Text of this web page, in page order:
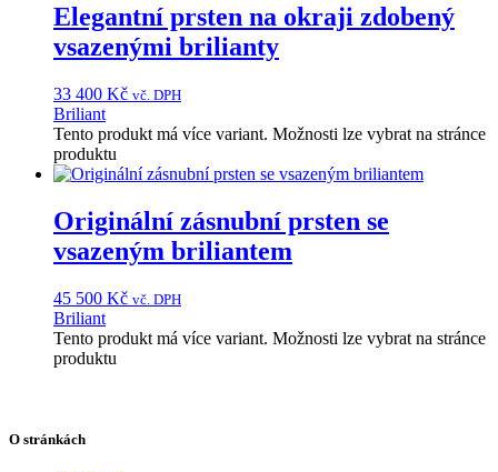
Elegantní prsten na okraji zdobený
vsazenými brilianty
33 400 Kč vč. DPH
Briliant
Tento produkt má více variant. Možnosti lze vybrat na stránce
produktu
Originální zásnubní prsten se
vsazeným briliantem
45 500 Kč vč. DPH
Briliant
Tento produkt má více variant. Možnosti lze vybrat na stránce
produktu
O stránkách